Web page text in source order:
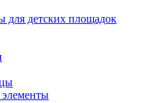
для детских площадок